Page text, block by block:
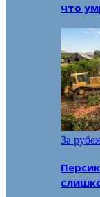
что
За